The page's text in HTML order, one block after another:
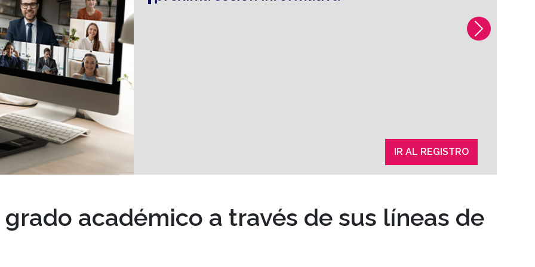
con expositores de múltiples industrias, logrando así que la experiencia brindada por éstos le de un valor
IR AL REGISTRO
Next
académico a través de sus líneas de